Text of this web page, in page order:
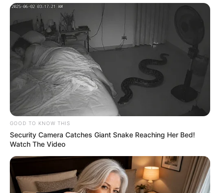
GOOD TO KNOW THIS
Security Camera Catches Giant Snake Reaching Her Bed!
Watch The Video